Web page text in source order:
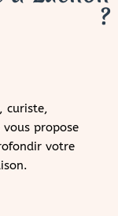
?
curiste,
propose
votre